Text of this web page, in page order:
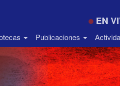
EN
Publicaciones